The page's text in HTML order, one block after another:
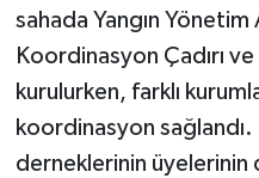
sahada Yangın Yönetim
Koordinasyon Çadırı ve
kurulurken, farklı
koordinasyon
derneklerinin üyelerinin